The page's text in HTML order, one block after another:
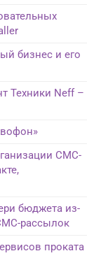
бизнес и его
Техники Neff –
СМС-
бюджета из-
рассылок
проката